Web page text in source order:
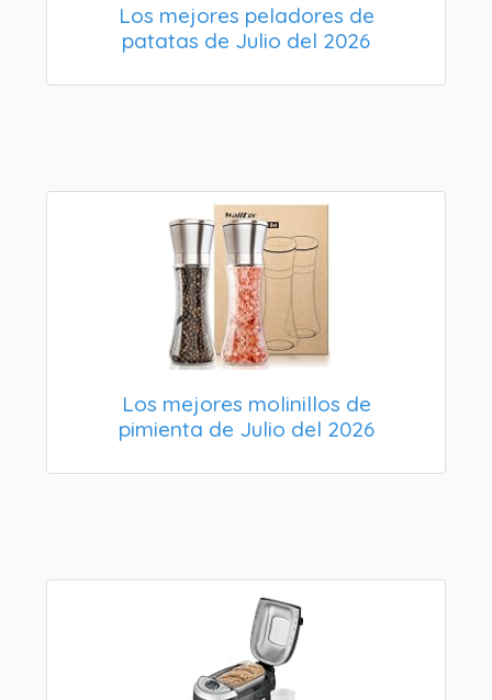
Los mejores peladores de
patatas de Julio del 2026
Los mejores molinillos de
pimienta de Julio del 2026